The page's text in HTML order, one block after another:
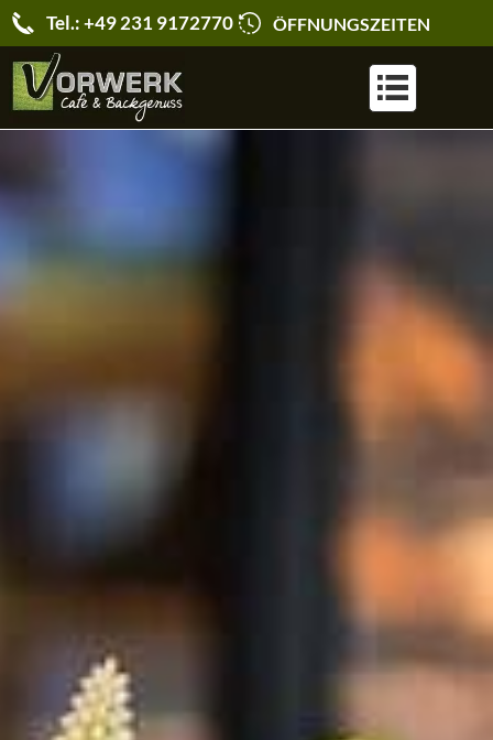
Tel.: +49 231 9172770 ÖFFNUNGSZEITEN